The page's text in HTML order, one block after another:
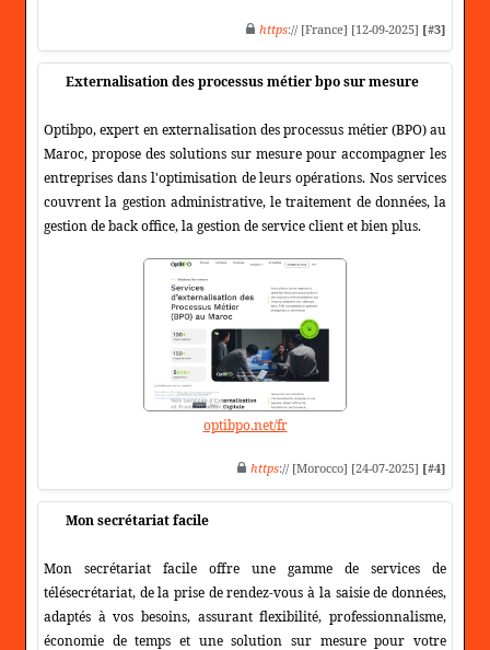
https:// [France] [12-09-2025] [#3]
Externalisation des processus métier bpo sur mesure
Optibpo, expert en externalisation des processus métier (BPO) au
Maroc, propose des solutions sur mesure pour accompagner les
entreprises dans l'optimisation de leurs opérations. Nos services
couvrent la gestion administrative, le traitement de données, la
gestion de back office, la gestion de service client et bien plus.
optibpo.net/fr
https:// [Morocco] [24-07-2025] [#4]
Mon secrétariat facile
Mon secrétariat facile offre une gamme de services de
télésecrétariat, de la prise de rendez-vous à la saisie de données,
adaptés à vos besoins, assurant flexibilité, professionnalisme,
économie de temps et une solution sur mesure pour votre